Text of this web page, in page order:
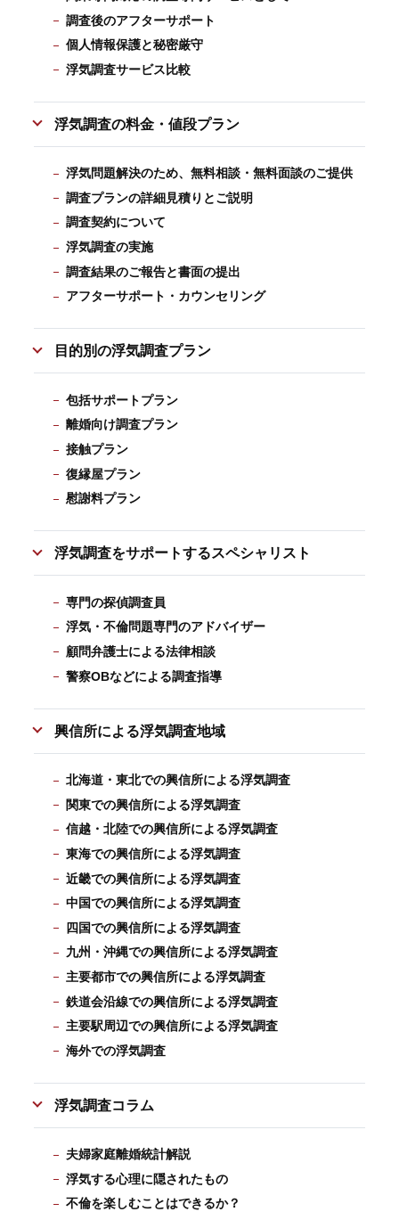
調査後のアフターサポート
個人情報保護と秘密厳守
浮気調査サービス比較
浮気調査の料金・値段プラン
浮気問題解決のため、無料相談・無料面談のご提供
調査プランの詳細見積りとご説明
調査契約について
浮気調査の実施
調査結果のご報告と書面の提出
アフターサポート・カウンセリング
目的別の浮気調査プラン
包括サポートプラン
離婚向け調査プラン
接触プラン
復縁屋プラン
慰謝料プラン
浮気調査をサポートするスペシャリスト
専門の探偵調査員
浮気・不倫問題専門のアドバイザー
顧問弁護士による法律相談
警察OBなどによる調査指導
興信所による浮気調査地域
北海道・東北での興信所による浮気調査
関東での興信所による浮気調査
信越・北陸での興信所による浮気調査
東海での興信所による浮気調査
近畿での興信所による浮気調査
中国での興信所による浮気調査
四国での興信所による浮気調査
九州・沖縄での興信所による浮気調査
主要都市での興信所による浮気調査
鉄道会沿線での興信所による浮気調査
主要駅周辺での興信所による浮気調査
海外での浮気調査
浮気調査コラム
夫婦家庭離婚統計解説
浮気する心理に隠されたもの
不倫を楽しむことはできるか？